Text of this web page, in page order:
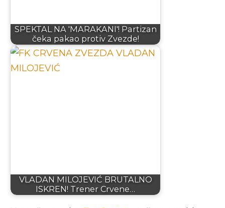
SPEKTAL NA 'MARAKANI'! Partizan
čeka pakao protiv Zvezde!
VLADAN MILOJEVIĆ BRUTALNO
ISKREN! Trener Crvene…